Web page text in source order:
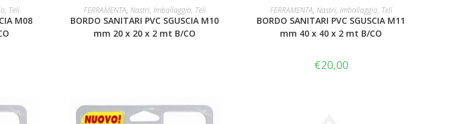
Teli
M08
LEGGI TUTTO
FERRAMENTA, Nastri, Imballaggio, Teli
BORDO SANITARI PVC SGUSCIA M10
mm 20 x 20 x 2 mt B/CO
LEGGI TUTTO
FERRAMENTA, Nastri, Imballaggio, Teli
BORDO SANITARI PVC SGUSCIA M11
mm 40 x 40 x 2 mt B/CO
€20,00